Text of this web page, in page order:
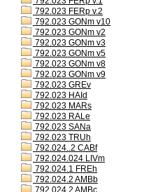
792.023 FERp v.2
792.023 GONm v10
792.023 GONm v2
792.023 GONm v3
792.023 GONm v5
792.023 GONm v8
792.023 GONm v9
792.023 GREv
792.023 HAId
792.023 MARs
792.023 RALe
792.023 SANa
792.023 TRUh
792.024..2 CABf
792.024.024 LIVm
792.024.1 FREh
792.024.2 AMBb
792.024.2 AMBc